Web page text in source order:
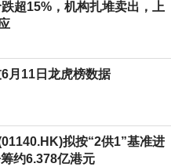
超15%，机构扎堆卖出，上
月11日龙虎榜数据
拟按“2供1”基准进
约6.378亿港元